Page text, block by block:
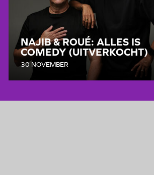
NAJIB & ROUÉ: ALLES IS
COMEDY (UITVERKOCHT)
30 NOVEMBER